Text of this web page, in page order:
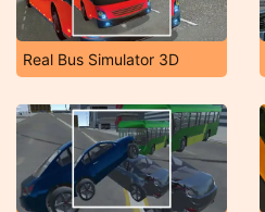
Real Bus Simulator 3D